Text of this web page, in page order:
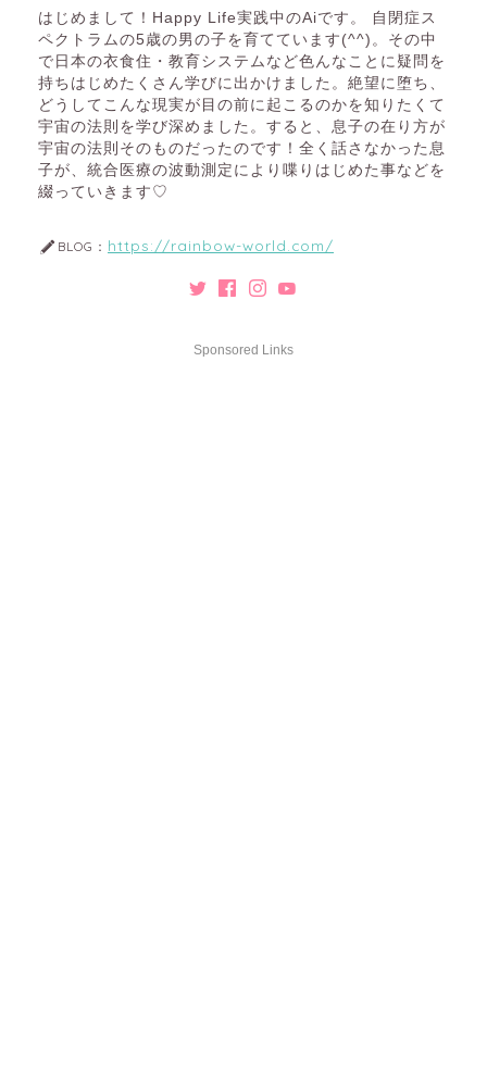
はじめまして！Happy Life実践中のAiです。 自閉症ス
ペクトラムの5歳の男の子を育てています(^^)。その中
で日本の衣食住・教育システムなど色んなことに疑問を
持ちはじめたくさん学びに出かけました。絶望に堕ち、
どうしてこんな現実が目の前に起こるのかを知りたくて
宇宙の法則を学び深めました。すると、息子の在り方が
宇宙の法則そのものだったのです！全く話さなかった息
子が、統合医療の波動測定により喋りはじめた事などを
綴っていきます♡
BLOG： https://rainbow-world.com/
Sponsored Links